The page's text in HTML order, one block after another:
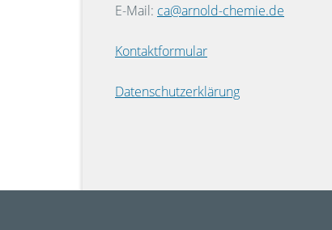
E-Mail: ca@arnold-chemie.de
Kontaktformular
Datenschutzerklärung